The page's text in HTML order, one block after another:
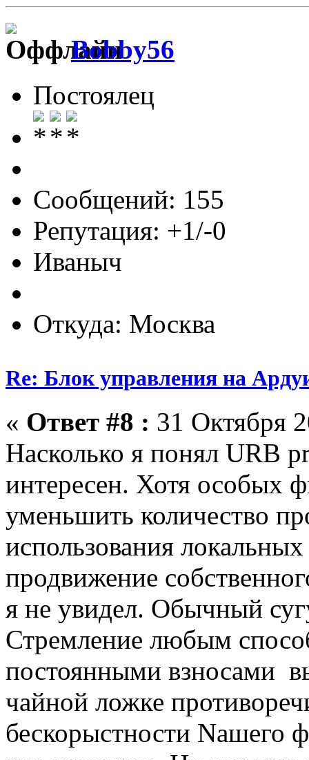
Bobby56
Постоялец
Сообщений: 155
Репутация: +1/-0
Иваныч
Откуда: Москва
Re: Блок управления на
« Ответ #8 : 31 Октября
Насколько я понял URB
интересен. Хотя особых
уменьшить количество
использования
продвижение
я не увидел. Обычный
Стремление любым
постоянными взносами
чайной ложке
бескорыстности Nашего